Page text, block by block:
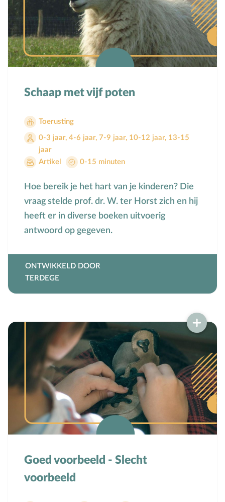
Schaap met vijf poten
Toerusting
0-3 jaar, 4-6 jaar, 7-9 jaar, 10-12 jaar, 13-15
jaar
Artikel
0-15 minuten
Hoe bereik je het hart van je kinderen? Die
vraag stelde prof. dr. W. ter Horst zich en hij
heeft er in diverse boeken uitvoerig
antwoord op gegeven.
ONTWIKKELD DOOR
TERDEGE
Goed voorbeeld - Slecht
voorbeeld